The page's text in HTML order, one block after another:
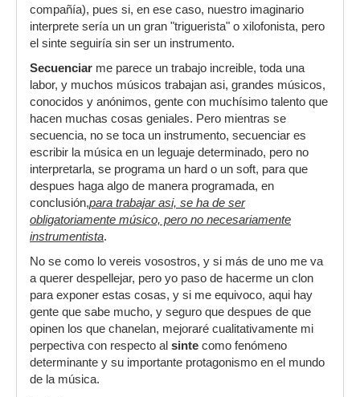
compañía), pues si, en ese caso, nuestro imaginario
interprete sería un un gran "triguerista" o xilofonista, pero
el sinte seguiría sin ser un instrumento.
Secuenciar me parece un trabajo increible, toda una
labor, y muchos músicos trabajan asi, grandes músicos,
conocidos y anónimos, gente con muchísimo talento que
hacen muchas cosas geniales. Pero mientras se
secuencia, no se toca un instrumento, secuenciar es
escribir la música en un leguaje determinado, pero no
interpretarla, se programa un hard o un soft, para que
despues haga algo de manera programada, en
conclusión,para trabajar asi, se ha de ser
obligatoriamente músico, pero no necesariamente
instrumentista.
No se como lo vereis vosostros, y si más de uno me va
a querer despellejar, pero yo paso de hacerme un clon
para exponer estas cosas, y si me equivoco, aqui hay
gente que sabe mucho, y seguro que despues de que
opinen los que chanelan, mejoraré cualitativamente mi
perpectiva con respecto al sinte como fenómeno
determinante y su importante protagonismo en el mundo
de la música.